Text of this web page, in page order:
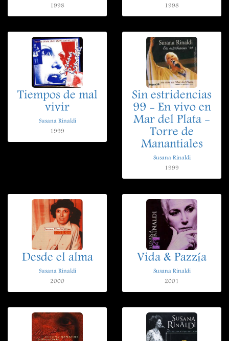
1998
1998
Tiempos de mal
vivir
Susana Rinaldi
1999
Sin estridencias
99 - En vivo en
Mar del Plata -
Torre de
Manantiales
Susana Rinaldi
1999
Desde el alma
Susana Rinaldi
2000
Vida & Pazzía
Susana Rinaldi
2001